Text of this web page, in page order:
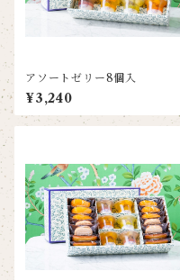
アソートゼリー8個入
¥3,240